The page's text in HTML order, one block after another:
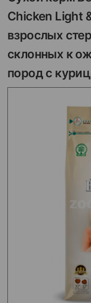
Chicken Light
взрослых
склонных к
пород с